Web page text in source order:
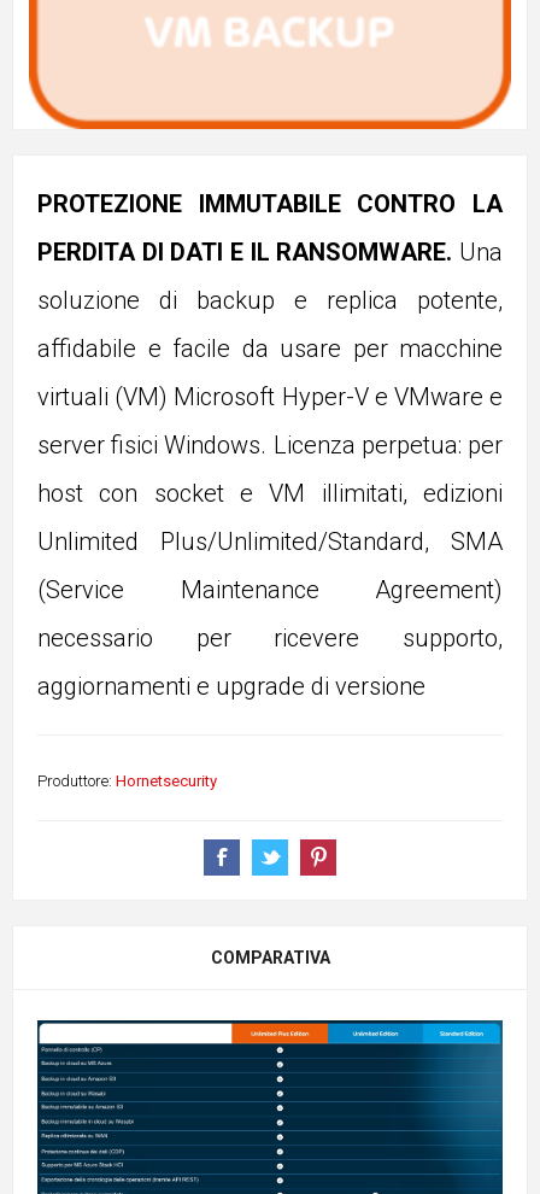
PROTEZIONE IMMUTABILE CONTRO LA
PERDITA DI DATI E IL RANSOMWARE. Una
soluzione di backup e replica potente,
affidabile e facile da usare per macchine
virtuali (VM) Microsoft Hyper-V e VMware e
server fisici Windows. Licenza perpetua: per
host con socket e VM illimitati, edizioni
Unlimited Plus/Unlimited/Standard, SMA
(Service Maintenance Agreement)
necessario per ricevere supporto,
aggiornamenti e upgrade di versione
Produttore: Hornetsecurity
COMPARATIVA